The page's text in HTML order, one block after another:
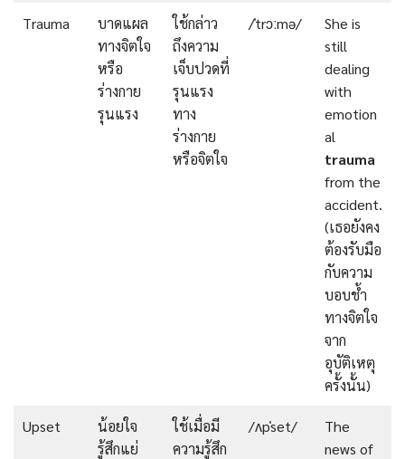
Trauma
บาดแผล
ทางจิตใจ
หรือ
ร่างกาย
รุนแรง
ใช้กล่าว
ถึงความ
เจ็บปวดที่
รุนแรง
ทาง
ร่างกาย
หรือจิตใจ
/ˈtrɔːmə/
She is
still
dealing
with
emotion
al
trauma
from the
accident.
(เธอยังคง
ต้องรับมือ
กับความ
บอบช้ำ
ทางจิตใจ
จาก
อุบัติเหตุ
ครั้งนั้น)
Upset
น้อยใจ
รู้สึกแย่
ใช้เมื่อมี
ความรู้สึก
/ʌpˈset/
The
news of